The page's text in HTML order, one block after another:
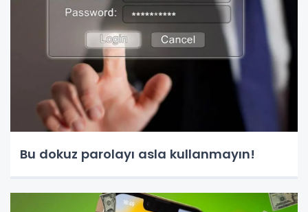
Bu dokuz parolayı asla kullanmayın!